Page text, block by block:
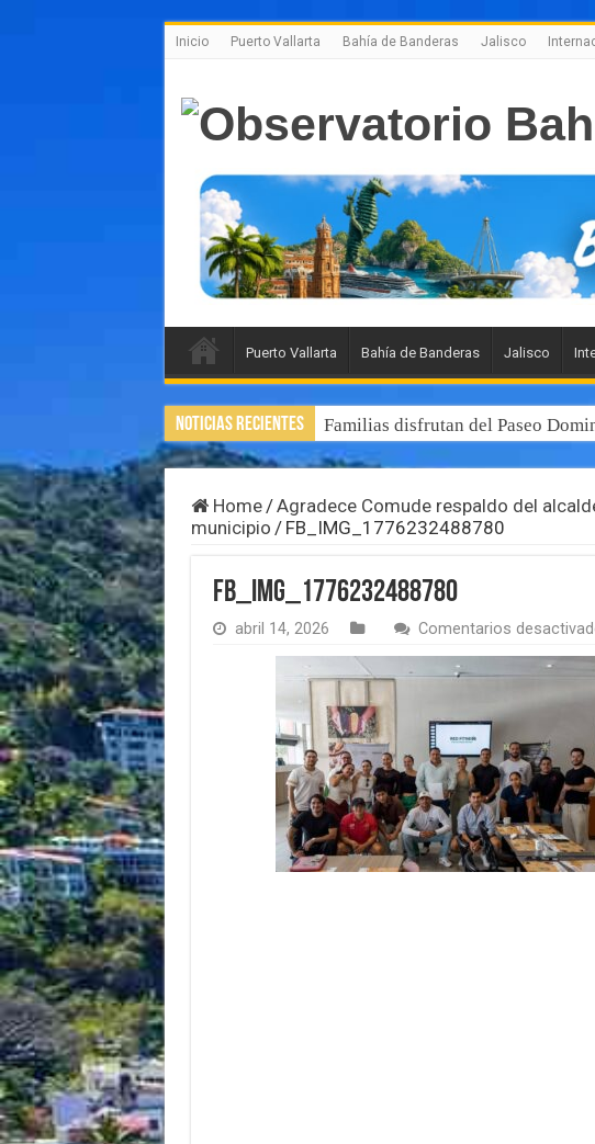
Inicio Puerto Vallarta Bahía de Banderas Jalisco
Puerto Vallarta Bahía de Banderas Jalisco
Noticias Recientes Familias disfrutan del Paseo
Home/Agradece Comude respaldo del
municipio / FB_IMG_1776232488780
FB_IMG_1776232488780
abril 14, 2026 Comentarios